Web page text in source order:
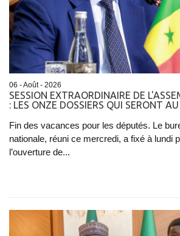
06 - Août - 2026
SESSION EXTRAORDINAIRE DE
: LES ONZE DOSSIERS QUI SERONT
Fin des vacances pour les députés. Le
nationale, réuni ce mercredi, a fixé à lundi
l’ouverture de...